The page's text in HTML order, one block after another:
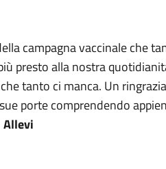
campagna vaccinale che
presto alla nostra
tanto ci manca. Un
porte comprendendo
Allevi